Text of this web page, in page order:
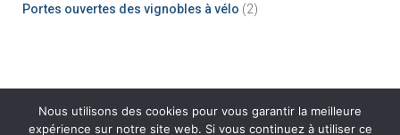
Portes ouvertes des vignobles à vélo (2)
Nous utilisons des cookies pour vous garantir la meilleure
expérience sur notre site web. Si vous continuez à utiliser ce